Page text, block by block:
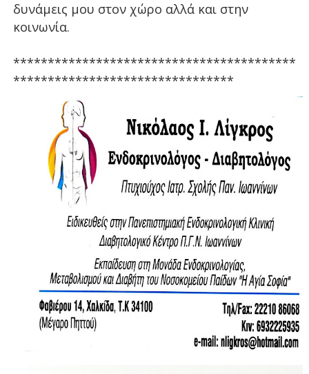
δυνάμεις μου στον χώρο αλλά και στην
κοινωνία.
*****************************************
********************************